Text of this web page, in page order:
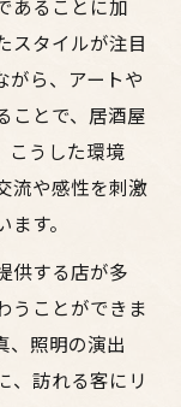
あることに加
スタイルが注目
がら、アートや
ことで、居酒屋
こうした環境
流や感性を刺激
す。
供する店が多
うことができま
、照明の演出
、訪れる客にリ